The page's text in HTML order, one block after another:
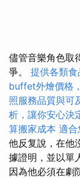
儘管音樂角色取
爭。 提供各類
buffet外燴價格
照服務品質與可
析，讓你安心決
算搬家成本 適合
他反复說，在他
據證明，並以單
因為他必須在劇